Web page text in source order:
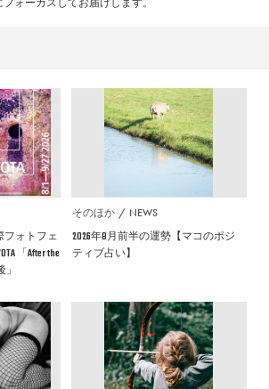
ォーカスしてお届けします。
フォトフェ
「After the
そのほか NEWS
2026年8月前半の運勢【マコのポジ
ティブ占い】